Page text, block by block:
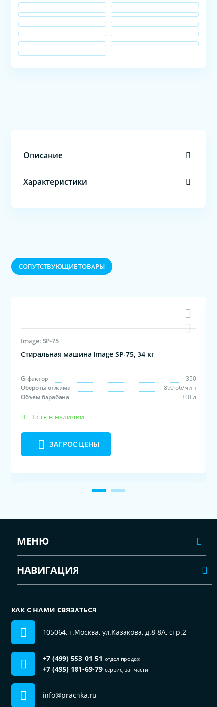
Описание
Характеристики
CОПУТСТВУЮЩИЕ ТОВАРЫ
Image: SP-75
Стиральная машина Image SP-75, 34 кг
G-фактор
350
Обороты отжима
890 об/мин
Объем барабана
310 л
Есть в наличии
ЗАПРОС ЦЕНЫ
МЕНЮ
НАВИГАЦИЯ
КАК С НАМИ СВЯЗАТЬСЯ
105064, г.Москва, ул.Казакова, д.8-8А, стр.2
+7 (499) 553-01-51 отдел продаж
+7 (495) 181-69-79 сервис, запчасти
info@prachka.ru